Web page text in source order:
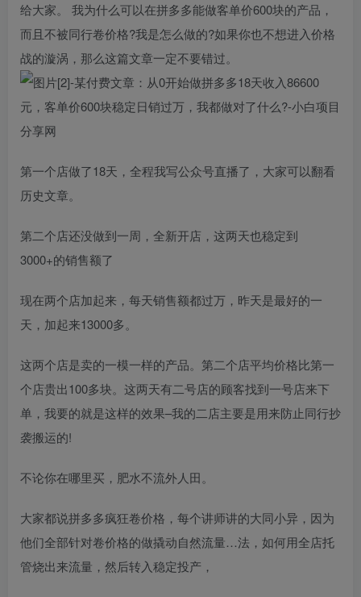
给大家。 我为什么可以在拼多多能做客单价600块的产品，
而且不被同行卷价格?我是怎么做的?如果你也不想进入价格
战的漩涡，那么这篇文章一定不要错过。
第一个店做了18天，全程我写公众号直播了，大家可以翻看
历史文章。
第二个店还没做到一周，全新开店，这两天也稳定到
3000+的销售额了
现在两个店加起来，每天销售额都过万，昨天是最好的一
天，加起来13000多。
这两个店是卖的一模一样的产品。第二个店平均价格比第一
个店贵出100多块。这两天有二号店的顾客找到一号店来下
单，我要的就是这样的效果–我的二店主要是用来防止同行抄
袭搬运的!
不论你在哪里买，肥水不流外人田。
大家都说拼多多疯狂卷价格，每个讲师讲的大同小异，因为
他们全部针对卷价格的做撬动自然流量…法，如何用全店托
管烧出来流量，然后转入稳定投产，